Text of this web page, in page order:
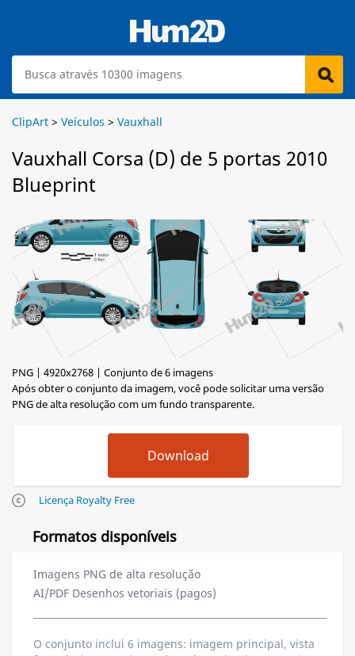
ClipArt > Veículos > Vauxhall
Vauxhall Corsa (D) de 5 portas 2010
Blueprint
PNG | 4920x2768 | Conjunto de 6 imagens
Após obter o conjunto da imagem, você pode solicitar uma versão
PNG de alta resolução com um fundo transparente.
Licença Royalty Free
Formatos disponíveis
Imagens PNG de alta resolução
AI/PDF Desenhos vetoriais (pagos)
O conjunto inclui 6 imagens: imagem principal, vista